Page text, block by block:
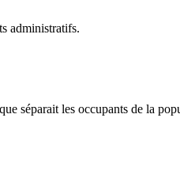
administratifs.
séparait les occupants de la